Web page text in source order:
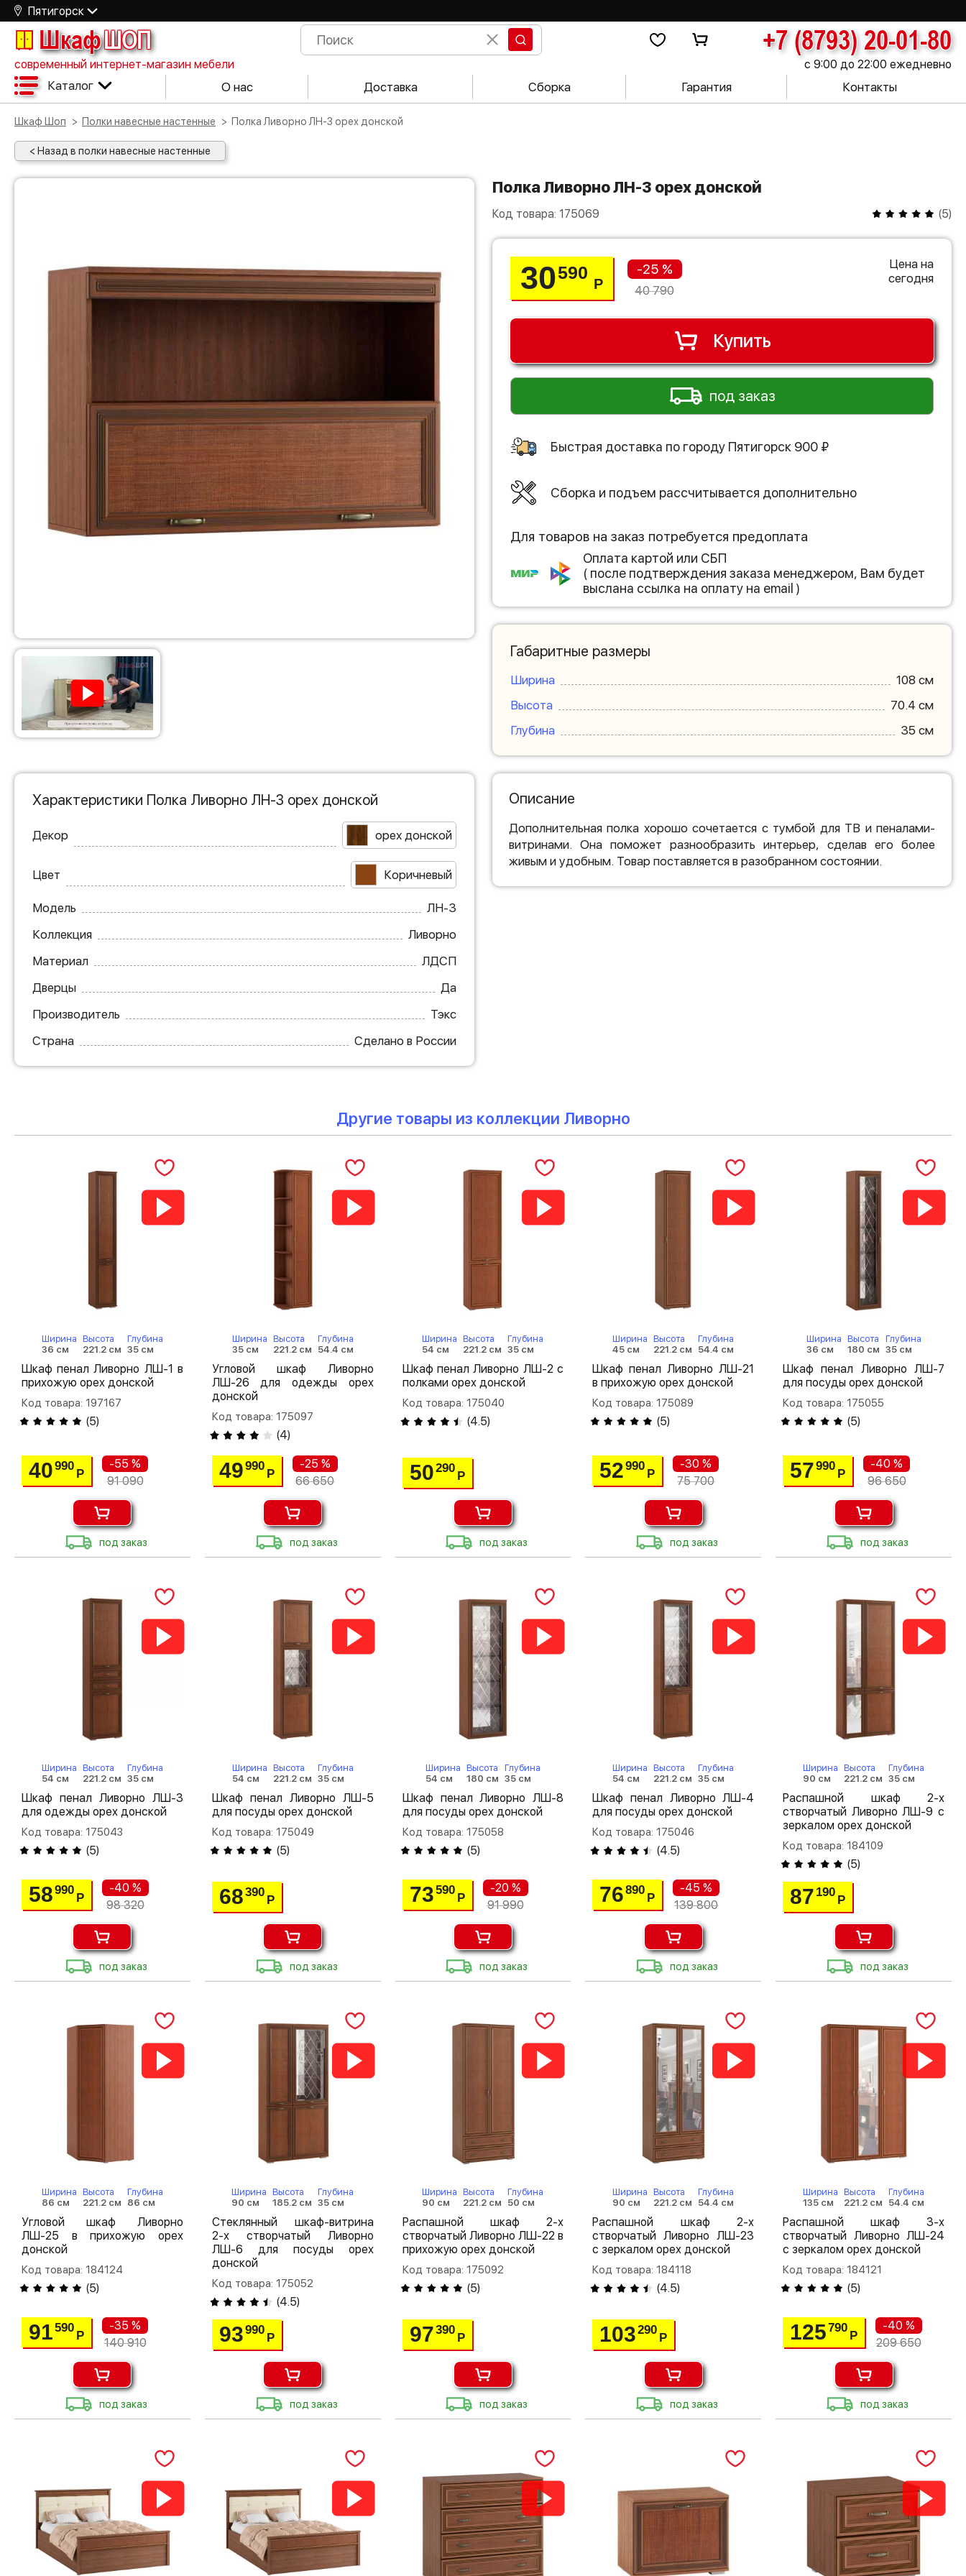
Пятигорск
ШкафШОП +7 (8793) 20-01-80
современный интернет-магазин мебели с 9:00 до 22:00 ежедневно
Каталог О нас Доставка Сборка Гарантия Контакты
Шкаф Шоп Полки навесные настенные Полка Ливорно ЛН-3 орех донской
< Назад в полки навесные настенные
Полка Ливорно ЛН-3 орех донской
Код товара: 175069 (5)
30590
Р
-25 %
40 790
Цена на
сегодня
Купить
под заказ
Быстрая доставка по городу Пятигорск 900 ₽
Сборка и подъем рассчитывается дополнительно
Для товаров на заказ потребуется предоплата
Оплата картой или СБП
( после подтверждения заказа менеджером, Вам будет
выслана ссылка на оплату на email )
Габаритные размеры
Ширина
108 см
Высота
70.4 см
Глубина
35 см
Характеристики Полка Ливорно ЛН-3 орех донской
Декор орех донской
Цвет Коричневый
Модель
ЛН-3
Коллекция
Ливорно
Материал
ЛДСП
Дверцы
Да
Производитель
Тэкс
Страна
Сделано в России
Описание
Дополнительная полка хорошо сочетается с тумбой для ТВ и пеналами-
витринами. Она поможет разнообразить интерьер, сделав его более
живым и удобным. Товар поставляется в разобранном состоянии.
Другие товары из коллекции Ливорно
Ширина
36 см
Высота
221.2 см
Глубина
35 см
Шкаф пенал Ливорно ЛШ-1 в
прихожую орех донской
Код товара: 197167
(5)
40990
Р
-55 %
91 090
под заказ
Ширина
35 см
Высота
221.2 см
Глубина
54.4 см
Угловой шкаф Ливорно
ЛШ-26 для одежды орех
донской
Код товара: 175097
(4)
49990
Р
-25 %
66 650
под заказ
Ширина
54 см
Высота
221.2 см
Глубина
35 см
Шкаф пенал Ливорно ЛШ-2 с
полками орех донской
Код товара: 175040
(4.5)
50290
Р
под заказ
Ширина
45 см
Высота
221.2 см
Глубина
54.4 см
Шкаф пенал Ливорно ЛШ-21
в прихожую орех донской
Код товара: 175089
(5)
52990
Р
-30 %
75 700
под заказ
Ширина
36 см
Высота
180 см
Глубина
35 см
Шкаф пенал Ливорно ЛШ-7
для посуды орех донской
Код товара: 175055
(5)
57990
Р
-40 %
96 650
под заказ
Ширина
54 см
Высота
221.2 см
Глубина
35 см
Шкаф пенал Ливорно ЛШ-3
для одежды орех донской
Код товара: 175043
(5)
58990
Р
-40 %
98 320
под заказ
Ширина
54 см
Высота
221.2 см
Глубина
35 см
Шкаф пенал Ливорно ЛШ-5
для посуды орех донской
Код товара: 175049
(5)
68390
Р
под заказ
Ширина
54 см
Высота
180 см
Глубина
35 см
Шкаф пенал Ливорно ЛШ-8
для посуды орех донской
Код товара: 175058
(5)
73590
Р
-20 %
91 990
под заказ
Ширина
54 см
Высота
221.2 см
Глубина
35 см
Шкаф пенал Ливорно ЛШ-4
для посуды орех донской
Код товара: 175046
(4.5)
76890
Р
-45 %
139 800
под заказ
Ширина
90 см
Высота
221.2 см
Глубина
35 см
Распашной шкаф 2-х
створчатый Ливорно ЛШ-9 с
зеркалом орех донской
Код товара: 184109
(5)
87 190
Р
под заказ
Ширина
86 см
Высота
221.2 см
Глубина
86 см
Угловой шкаф Ливорно
ЛШ-25 в прихожую орех
донской
Код товара: 184124
(5)
91590
Р
-35 %
140 910
под заказ
Ширина
90 см
Высота
185.2 см
Глубина
35 см
Стеклянный шкаф-витрина
2-х створчатый Ливорно
ЛШ-6 для посуды орех
донской
Код товара: 175052
(4.5)
93990
Р
под заказ
Ширина
90 см
Высота
221.2 см
Глубина
50 см
Распашной шкаф 2-х
створчатый Ливорно ЛШ-22 в
прихожую орех донской
Код товара: 175092
(5)
97390
Р
под заказ
Ширина
90 см
Высота
221.2 см
Глубина
54.4 см
Распашной шкаф 2-х
створчатый Ливорно ЛШ-23
с зеркалом орех донской
Код товара: 184118
(4.5)
103290
Р
под заказ
Ширина
135 см
Высота
221.2 см
Глубина
54.4 см
Распашной шкаф 3-х
створчатый Ливорно ЛШ-24
с зеркалом орех донской
Код товара: 184121
(5)
125790
Р
-40 %
209 650
под заказ